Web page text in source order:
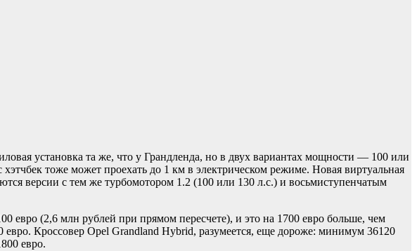
установка та же, что у Грандленда, но в двух вариантах мощности — 100 или
тоже может проехать до 1 км в электрическом режиме. Новая виртуальная
версии с тем же турбомотором 1.2 (100 или 130 л.с.) и восьмиступенчатым
евро (2,6 млн рублей при прямом пересчете), и это на 1700 евро больше, чем
Кроссовер Opel Grandland Hybrid, разумеется, еще дороже: минимум 36120
евро.